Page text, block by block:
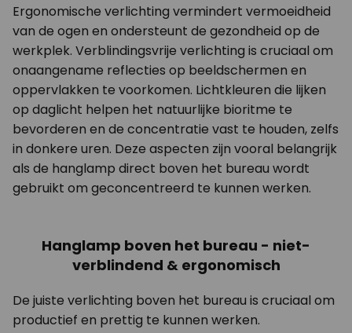
Ergonomische verlichting vermindert vermoeidheid
van de ogen en ondersteunt de gezondheid op de
werkplek. Verblindingsvrije verlichting is cruciaal om
onaangename reflecties op beeldschermen en
oppervlakken te voorkomen. Lichtkleuren die lijken
op daglicht helpen het natuurlijke bioritme te
bevorderen en de concentratie vast te houden, zelfs
in donkere uren. Deze aspecten zijn vooral belangrijk
als de hanglamp direct boven het bureau wordt
gebruikt om geconcentreerd te kunnen werken.
Hanglamp boven het bureau - niet-
verblindend & ergonomisch
De juiste verlichting boven het bureau is cruciaal om
productief en prettig te kunnen werken.